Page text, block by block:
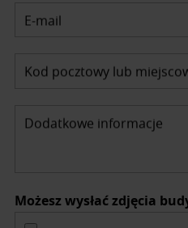
E-mail
Kod pocztowy lub
Dodatkowe informacje
Możesz wysłać zdjęcia